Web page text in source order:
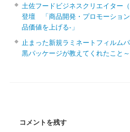
土佐フードビジネスクリエイター
登壇 「商品開発・プロモーショ
品価値を上げる‐」
止まった新規ラミネートフィルム
黒パッケージが教えてくれたこと～
コメントを残す